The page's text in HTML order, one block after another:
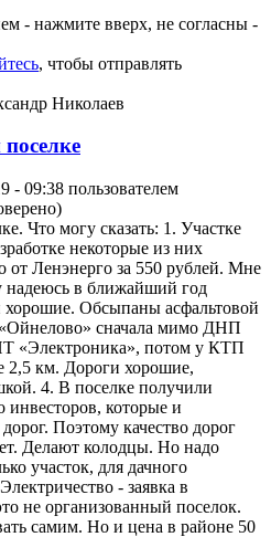
- нажмите вверх, не согласны -
, чтобы отправлять
- 09:38 пользователем
Что могу сказать: 1. Участке
некоторые из них
от Ленэнерго за 550 рублей. Мне
надеюсь в ближайший год
хорошие. Обсыпаны асфальтовой
сначала мимо ДНП
«Электроника», потом у КТП
2,5 км. Дороги хорошие,
4. В поселке получили
инвесторов, которые и
Поэтому качество дорог
Делают колодцы. Но надо
участок, для дачного
- заявка в
не организованный поселок.
самим. Но и цена в районе 50